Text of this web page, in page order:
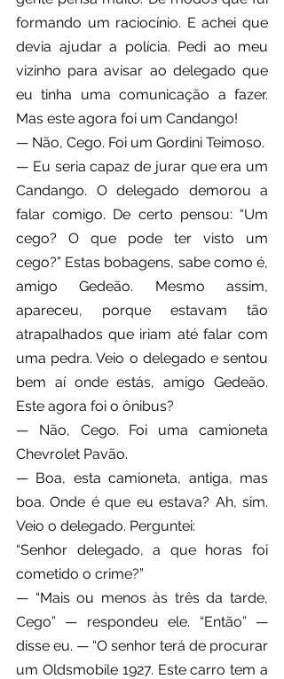
formando um raciocínio. E achei que
devia ajudar a polícia. Pedi ao meu
vizinho para avisar ao delegado que
eu tinha uma comunicação a fazer.
Mas este agora foi um Candango!
— Não, Cego. Foi um Gordini Teimoso.
— Eu seria capaz de jurar que era um
Candango. O delegado demorou a
falar comigo. De certo pensou: “Um
cego? O que pode ter visto um
cego?” Estas bobagens, sabe como é,
amigo Gedeão. Mesmo assim,
apareceu, porque estavam tão
atrapalhados que iriam até falar com
uma pedra. Veio o delegado e sentou
bem aí onde estás, amigo Gedeão.
Este agora foi o ônibus?
— Não, Cego. Foi uma camioneta
Chevrolet Pavão.
— Boa, esta camioneta, antiga, mas
boa. Onde é que eu estava? Ah, sim.
Veio o delegado. Perguntei:
“Senhor delegado, a que horas foi
cometido o crime?”
— “Mais ou menos às três da tarde,
Cego” — respondeu ele. “Então” —
disse eu. — “O senhor terá de procurar
um Oldsmobile 1927. Este carro tem a